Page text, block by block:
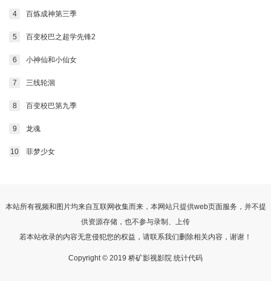
4 百炼成神第三季
5 百变校巴之超学先锋2
6 小神仙和小仙女
7 三线轮洄
8 百变校巴第九季
9 龙魂
10 菲梦少女
本站所有视频和图片均来自互联网收集而来，本网站只提供web页面服务，并不提
供资源存储，也不参与录制、上传
若本站收录的内容无意侵犯您的权益，请联系我们删除相关内容，谢谢！
Copyright © 2019 桥矿影视影院 统计代码